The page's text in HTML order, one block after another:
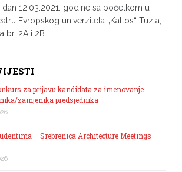
12.03.2021. godine sa početkom u
Evropskog univerziteta „Kallos“ Tuzla,
br. 2A i 2B.
za prijavu kandidata za imenovanje
zamjenika predsjednika
– Srebrenica Architecture Meetings